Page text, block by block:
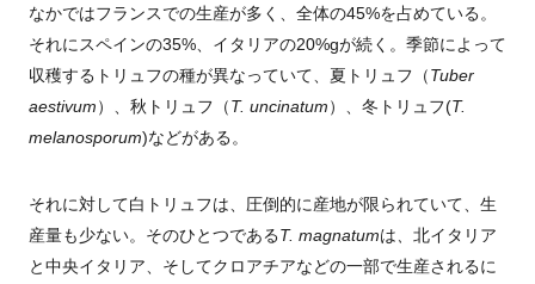
なかではフランスでの生産が多く、全体の45%を占めている。
それにスペインの35%、イタリアの20%gが続く。季節によって
収穫するトリュフの種が異なっていて、夏トリュフ（Tuber
aestivum）、秋トリュフ（T. uncinatum）、冬トリュフ(T.
melanosporum)などがある。
それに対して白トリュフは、圧倒的に産地が限られていて、生
産量も少ない。そのひとつであるT. magnatumは
北イタリア
と中央イタリア、そしてクロアチアなどの一部で生産されるに